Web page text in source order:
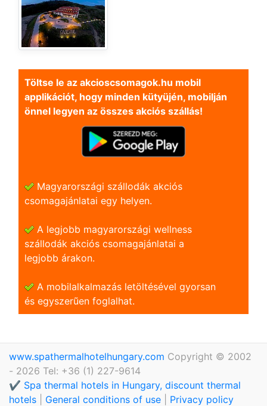
Töltse le az akcioscsomagok.hu mobil
applikációt, hogy minden kütyüjén, mobilján
önnel legyen az összes akciós szállás!
Magyarországi szállodák akciós
csomagajánlatai egy helyen.
A legjobb magyarországi wellness
szállodák akciós csomagajánlatai a
legjobb árakon.
A mobilalkalmazás letöltésével gyorsan
és egyszerũen foglalhat.
www.spathermalhotelhungary.com Copyright © 2002
- 2026 Tel: +36 (1) 227-9614
✔️ Spa thermal hotels in Hungary, discount thermal
hotels
General conditions of use Privacy policy